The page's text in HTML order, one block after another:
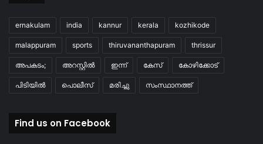
ernakulam india kannur kerala kozhikode
malappuram sports thiruvananthapuram thrissur
അപകടം; അറസ്റ്റിൽ ഇന്ന് കേസ് കോഴിക്കോട്
പിടിയിൽ പൊലീസ് മരിച്ചു സംസ്ഥാനത്ത്
Find us on Facebook